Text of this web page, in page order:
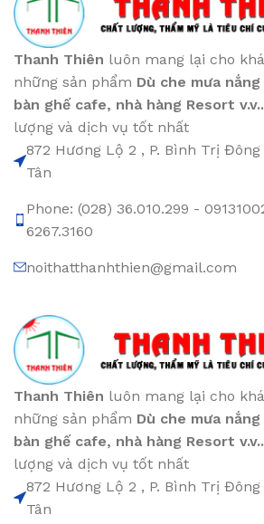
Thanh Thiên luôn mang lại cho
những sản phẩm Dù che mưa
bàn ghế cafe, nhà hàng Resort
lượng và dịch vụ tốt nhất
872 Hương Lộ 2 , P. Bình Trị Đông
Tân
Phone: (028) 36.010.299 -
6267.3160
noithatthanhthien@gmail.com
Thanh Thiên luôn mang lại cho
những sản phẩm Dù che mưa
bàn ghế cafe, nhà hàng Resort
lượng và dịch vụ tốt nhất
872 Hương Lộ 2 , P. Bình Trị Đông
Tân